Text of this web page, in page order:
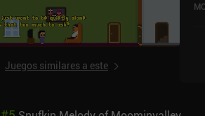
Juegos similares a este